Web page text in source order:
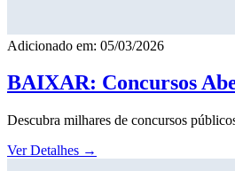
Adicionado em: 05/03/2026
BAIXAR: Concursos
Descubra milhares de concursos
Ver Detalhes →